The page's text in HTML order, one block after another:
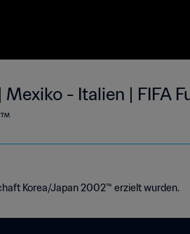
- Italien | FIFA
Korea/Japan 2002™ erzielt wurden.